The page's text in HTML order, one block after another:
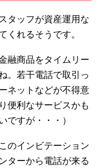
タッフが資産運用な
くれるそうです。
融商品をタイムリー
。若干電話で取引っ
ネットなどが不得意
便利なサービスかも
ですが・・・）
のインビテーション
ターから電話が来る